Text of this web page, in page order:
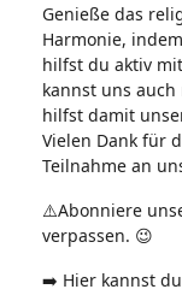
Genieße das
Harmonie,
hilfst du aktiv
kannst uns
hilfst damit
Vielen Dank für
Teilnahme an
⚠️Abonniere
verpassen. 😉
➡️ Hier kannst